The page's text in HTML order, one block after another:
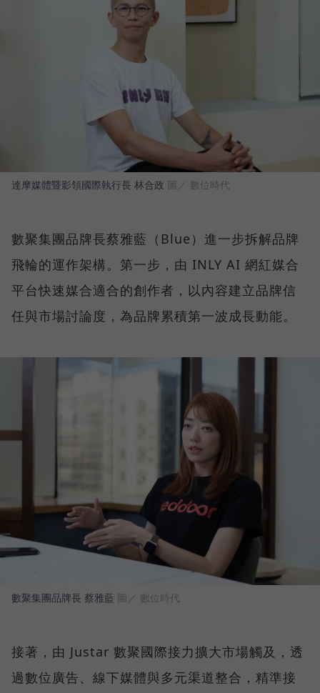
達摩媒體暨影領國際執行長 林合政 圖／ 數位時代
數聚集團品牌長蔡雅藍（Blue）進一步拆解品牌
飛輪的運作架構。第一步，由 INLY AI 網紅媒合
平台快速媒合適合的創作者，以內容建立品牌信
任與市場討論度，為品牌累積第一波成長動能。
數聚集團品牌長 蔡雅藍 圖／ 數位時代
接著，由 Justar 數聚國際接力擴大市場觸及，透
過數位廣告、線下媒體與多元渠道整合，精準接